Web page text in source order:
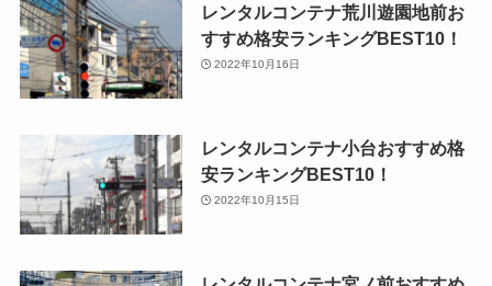
レンタルコンテナ荒川遊園地前お
すすめ格安ランキングBEST10！
2022年10月16日
レンタルコンテナ小台おすすめ格
安ランキングBEST10！
2022年10月15日